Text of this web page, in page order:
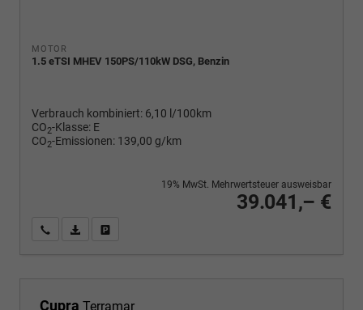
MOTOR
1.5 eTSI MHEV 150PS/110kW DSG, Benzin
Verbrauch kombiniert: 6,10 l/100km
CO2-Klasse: E
CO2-Emissionen: 139,00 g/km
39.041,– €
19% MwSt. Mehrwertsteuer ausweisbar
Wir rufen Sie anPDF-Fahrzeugexposé drucken
Cupra Terramar